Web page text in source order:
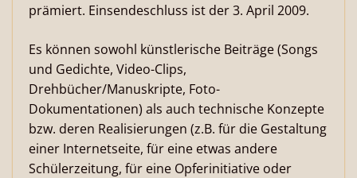
prämiert. Einsendeschluss ist der 3. April 2009.
Es können sowohl künstlerische Beiträge (Songs
und Gedichte, Video-Clips,
Drehbücher/Manuskripte, Foto-
Dokumentationen) als auch technische Konzepte
bzw. deren Realisierungen (z.B. für die Gestaltung
einer Internetseite, für eine etwas andere
Schülerzeitung, für eine Opferinitiative oder